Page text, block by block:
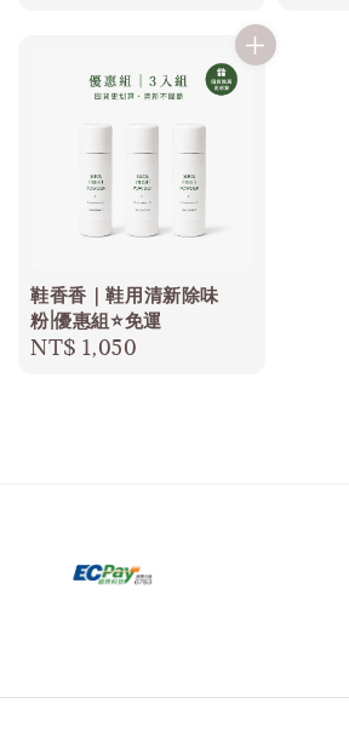
鞋香香｜鞋用清新除味
粉|優惠組⭐️免運
Regular
NT$ 1,050